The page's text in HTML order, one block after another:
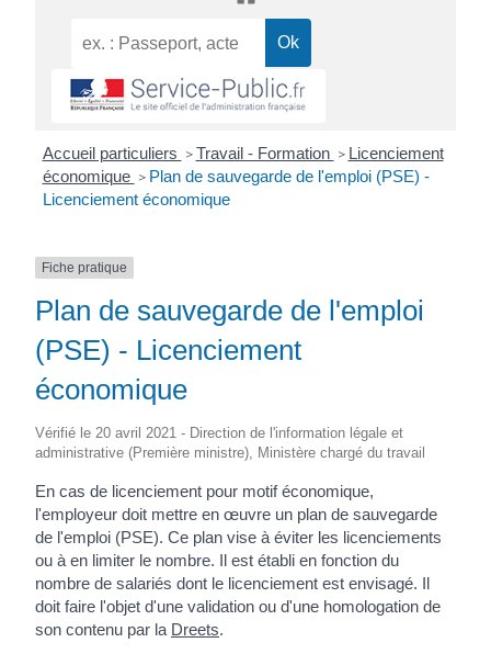
Accueil particuliers > Travail - Formation > Licenciement
économique > Plan de sauvegarde de l'emploi (PSE) -
Licenciement économique
Fiche pratique
Plan de sauvegarde de l'emploi
(PSE) - Licenciement
économique
Vérifié le 20 avril 2021 - Direction de l'information légale et
administrative (Première ministre), Ministère chargé du travail
En cas de licenciement pour motif économique,
l'employeur doit mettre en œuvre un plan de sauvegarde
de l'emploi (PSE). Ce plan vise à éviter les licenciements
ou à en limiter le nombre. Il est établi en fonction du
nombre de salariés dont le licenciement est envisagé. Il
doit faire l'objet d'une validation ou d'une homologation de
son contenu par la Dreets.